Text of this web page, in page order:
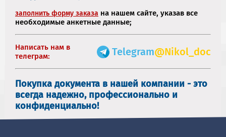
заполнить форму заказа на нашем сайте, указав все
необходимые анкетные данные;
Написать нам в
телеграм:
Telegram@Nikol_doc
Покупка документа в нашей компании - это
всегда надежно, профессионально и
конфиденциально!